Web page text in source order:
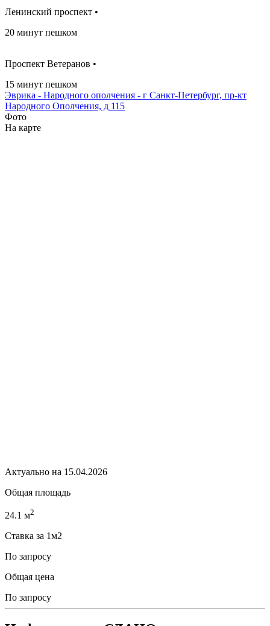
Ленинский проспект •
20 минут пешком
Проспект Ветеранов •
15 минут пешком
Эврика - Народного ополчения - г Санкт-Петербург, пр-кт
Народного Ополчения, д 115
Фото
На карте
Актуально на 15.04.2026
Общая площадь
24.1 м2
Ставка за 1м2
По запросу
Общая цена
По запросу